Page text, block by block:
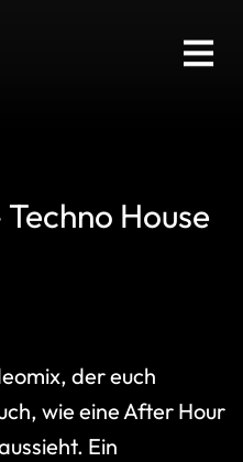
House
der euch
wie eine After Hour
Ein